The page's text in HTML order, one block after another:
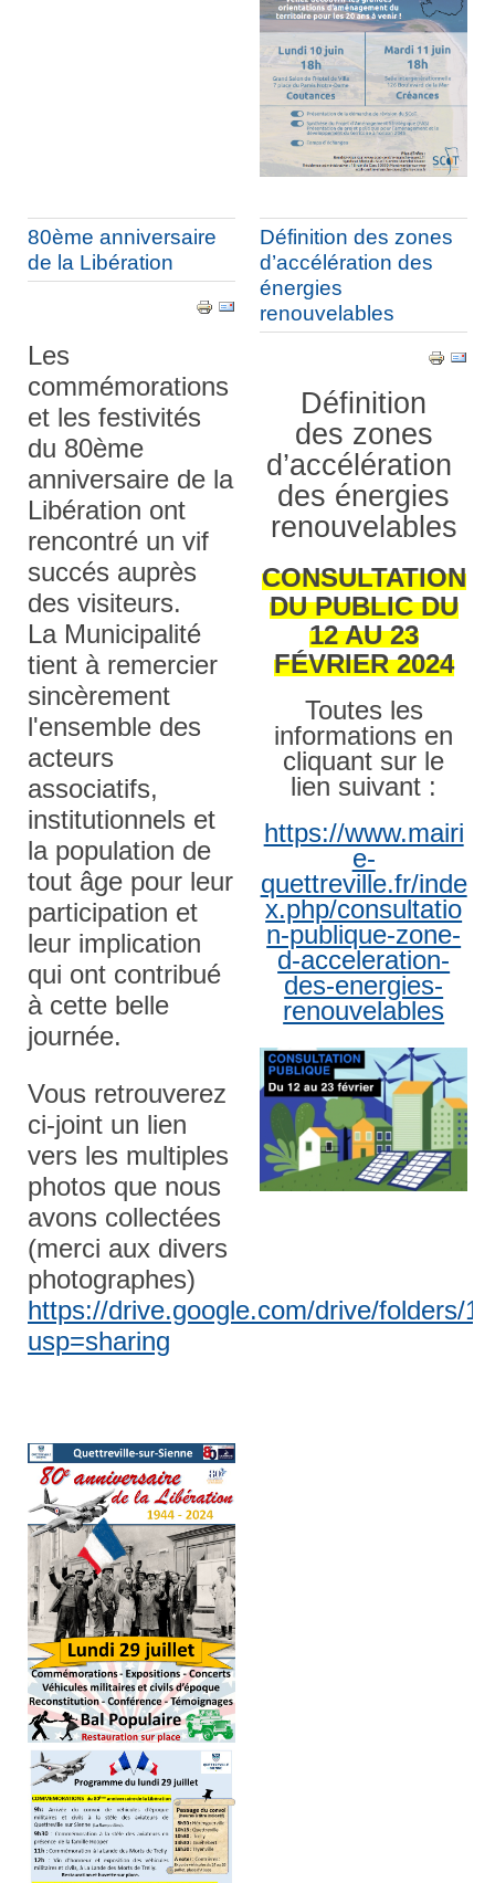
80ème anniversaire
de la Libération
Les
commémorations
et les festivités
du 80ème
anniversaire de la
Libération ont
rencontré un vif
succés auprès
des visiteurs.
La Municipalité
tient à remercier
sincèrement
l'ensemble des
acteurs
associatifs,
institutionnels et
la population de
tout âge pour leur
participation et
leur implication
qui ont contribué
à cette belle
journée.
Vous retrouverez
ci-joint un lien
vers les multiples
photos que nous
avons collectées
(merci aux divers
photographes)
https://drive.google.com/drive/folders/
usp=sharing
Définition des zones
d’accélération des
énergies
renouvelables
Définition
des zones
d’accélération
des énergies
renouvelables
CONSULTATION
DU PUBLICDU
12 AU 23
FÉVRIER 2024
Toutes les
informations en
cliquant sur le
lien suivant :
https://www.mairi
e-
quettreville.fr/inde
x.php/consultatio
n-publique-zone-
d-acceleration-
des-energies-
renouvelables